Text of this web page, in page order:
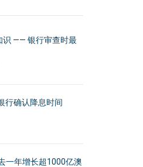
识 —— 银行审查时最
行确认降息时间
一年增长超1000亿澳